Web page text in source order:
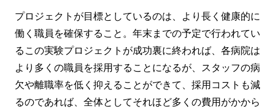
プロジェクトが目標としているのは、より長く健康的に
働く職員を確保すること。年末までの予定で行われてい
るこの実験プロジェクトが成功裏に終われば、各病院は
より多くの職員を採用することになるが、スタッフの病
欠や離職率を低く抑えることができて、採用コストも減
るのであれば、全体としてそれほど多くの費用がかから